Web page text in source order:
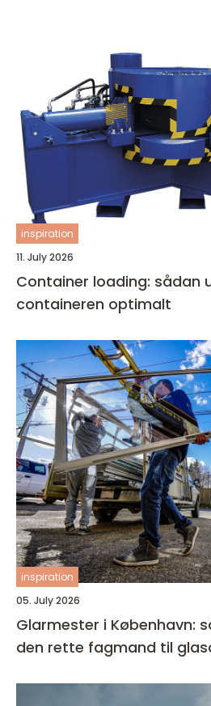
inspiration
11. July 2026
Container loading: sådan
containeren optimalt
inspiration
05. July 2026
Glarmester i København:
den rette fagmand til